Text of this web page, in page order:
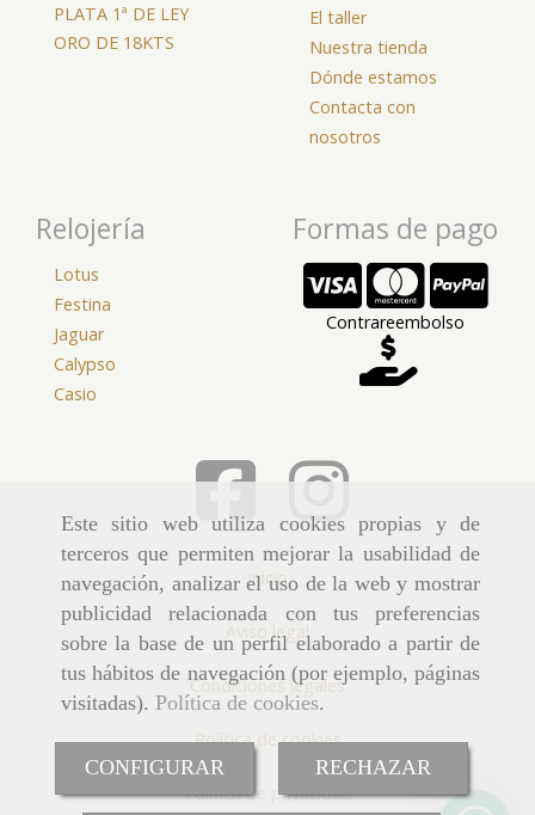
Este sitio web utiliza cookies propias y de
terceros que permiten mejorar la usabilidad de
navegación, analizar el uso de la web y mostrar
publicidad relacionada con tus preferencias
sobre la base de un perfil elaborado a partir de
tus hábitos de navegación (por ejemplo, páginas
visitadas). Política de cookies.
CONFIGURAR RECHAZAR
PLATA 1ª DE LEY
ORO DE 18KTS
El taller
Nuestra tienda
Dónde estamos
Contacta con
nosotros
Relojería
Lotus
Festina
Jaguar
Calypso
Casio
Formas de pago
Contrareembolso
Inicio
Aviso legal
Condiciones legales
Política de cookies
Política de privacidad